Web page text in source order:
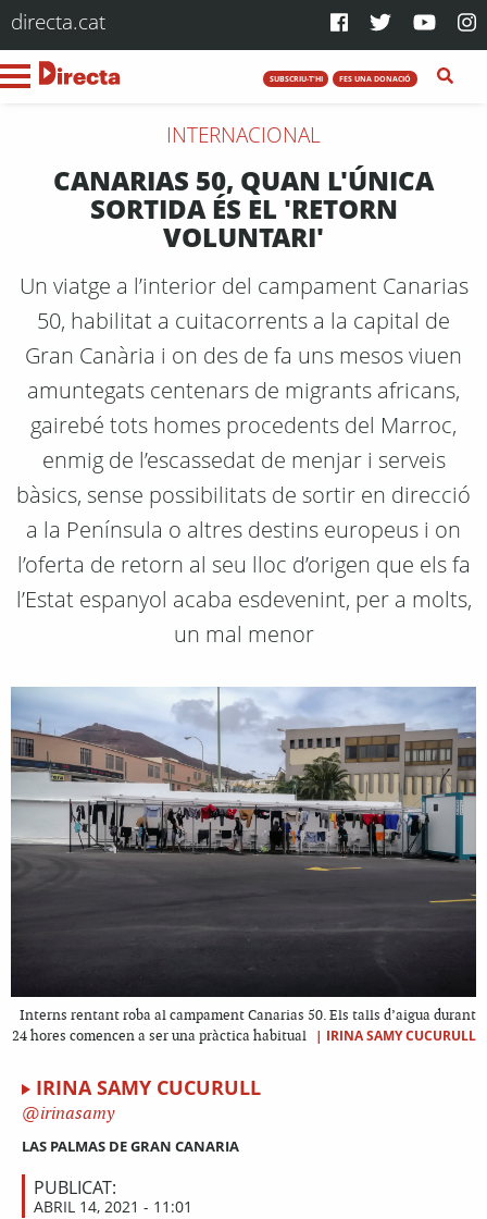
directa.cat
SUBSCRIU-T'HI FES UNA DONACIÓ
INTERNACIONAL
CANARIAS 50, QUAN L'ÚNICA
SORTIDA ÉS EL 'RETORN
VOLUNTARI'
Un viatge a l’interior del campament Canarias
50, habilitat a cuitacorrents a la capital de
Gran Canària i on des de fa uns mesos viuen
amuntegats centenars de migrants africans,
gairebé tots homes procedents del Marroc,
enmig de l’escassedat de menjar i serveis
bàsics, sense possibilitats de sortir en direcció
a la Península o altres destins europeus i on
l’oferta de retorn al seu lloc d’origen que els fa
l’Estat espanyol acaba esdevenint, per a molts,
un mal menor
Interns rentant roba al campament Canarias 50. Els talls d’aigua durant
24 hores comencen a ser una pràctica habitual
| IRINA SAMY CUCURULL
IRINA SAMY CUCURULL
irinasamy
LAS PALMAS DE GRAN CANARIA
PUBLICAT:
ABRIL 14, 2021 - 11:01